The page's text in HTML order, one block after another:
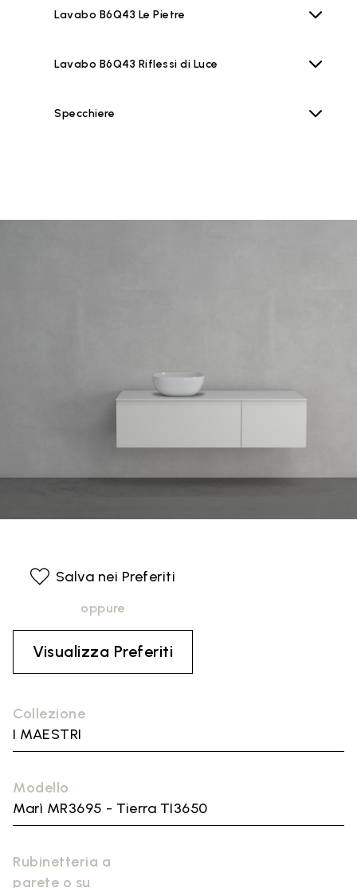
Lavabo B6Q43 Le Pietre
Lavabo B6Q43 Riflessi di Luce
Specchiere
Collezione
I MAESTRI
Modello
Marì MR3695 - Tierra TI3650
Rubinetteria a
parete o su
Salva nei Preferiti
oppure
Visualizza Preferiti